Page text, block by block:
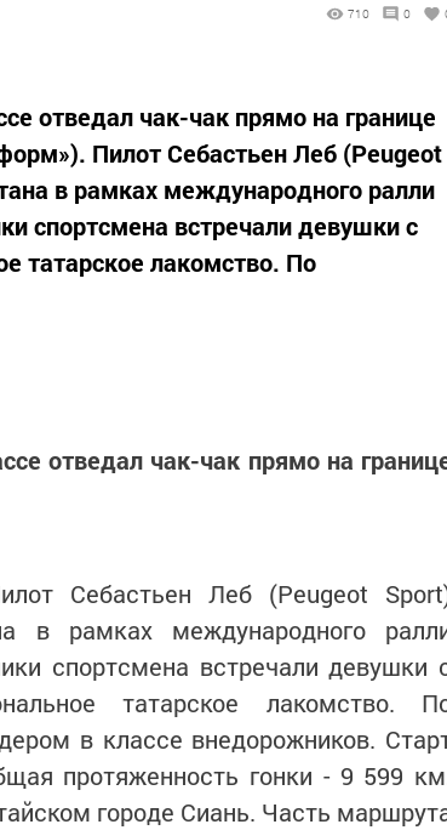
710 0
отведал чак-чак прямо на границе
Пилот Себастьен Леб (Peugeot
в рамках международного ралли
спортсмена встречали девушки с
татарское лакомство. По
отведал чак-чак прямо на
Себастьен Леб (Peugeot
в рамках международного
спортсмена встречали девушки
татарское лакомство.
в классе внедорожников.
протяженность гонки - 9 599
городе Сиань. Часть